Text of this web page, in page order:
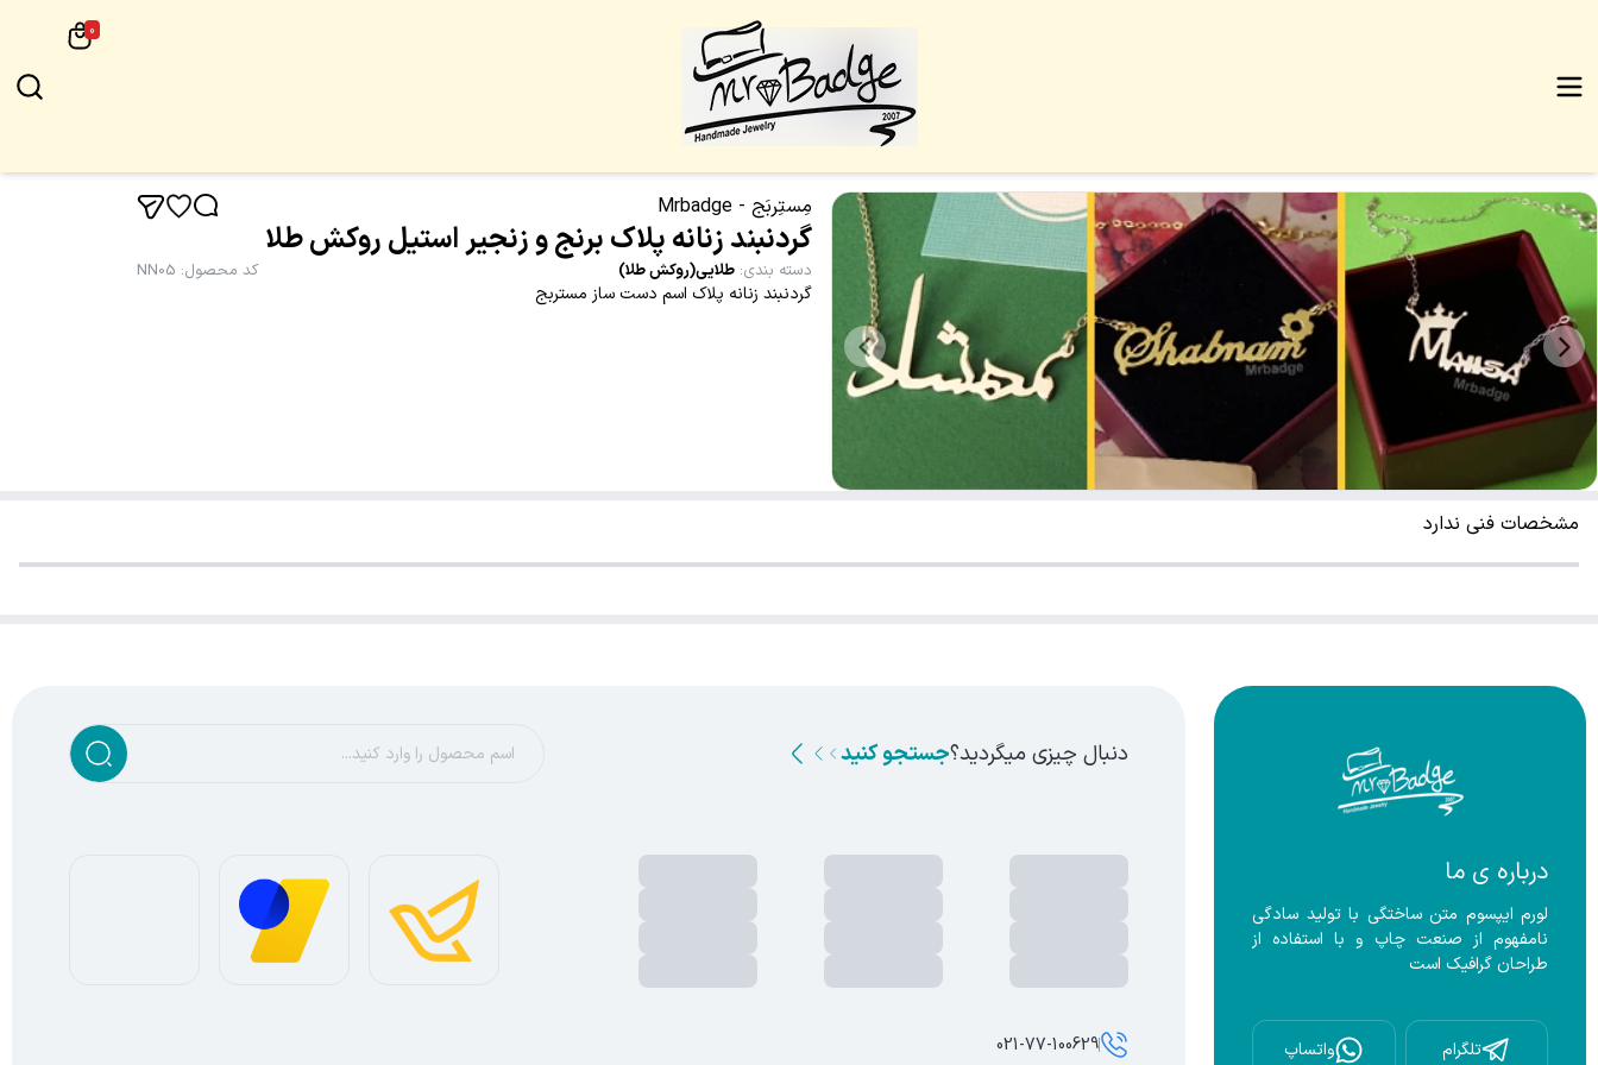
0
مِستِربَج - Mrbadge
گردنبند زنانه پلاک برنج و زنجیر استیل روکش طلا
دسته بندی: طلایی(روکش طلا) کد محصول:
NN05
گردنبند زنانه پلاک اسم دست ساز مستربج
مشخصات فنی ندارد
درباره ی ما
طراحان گرافیک است
تلگرام واتساپ
دنبال چیزی میگردید؟جستجو کنید
021-77-100629